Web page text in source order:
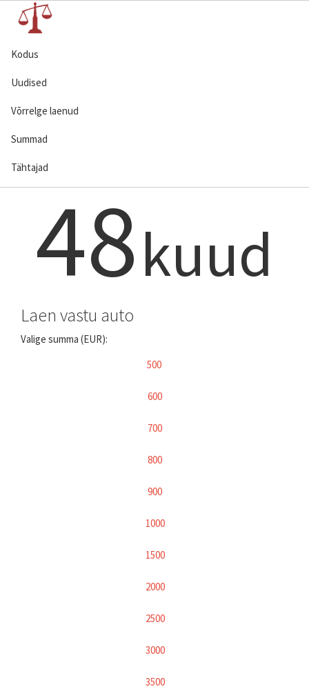
Kodus
Uudised
Võrrelge laenud
Summad
Tähtajad
48kuud
Laen vastu auto
Valige summa (EUR):
500
600
700
800
900
1000
1500
2000
2500
3000
3500